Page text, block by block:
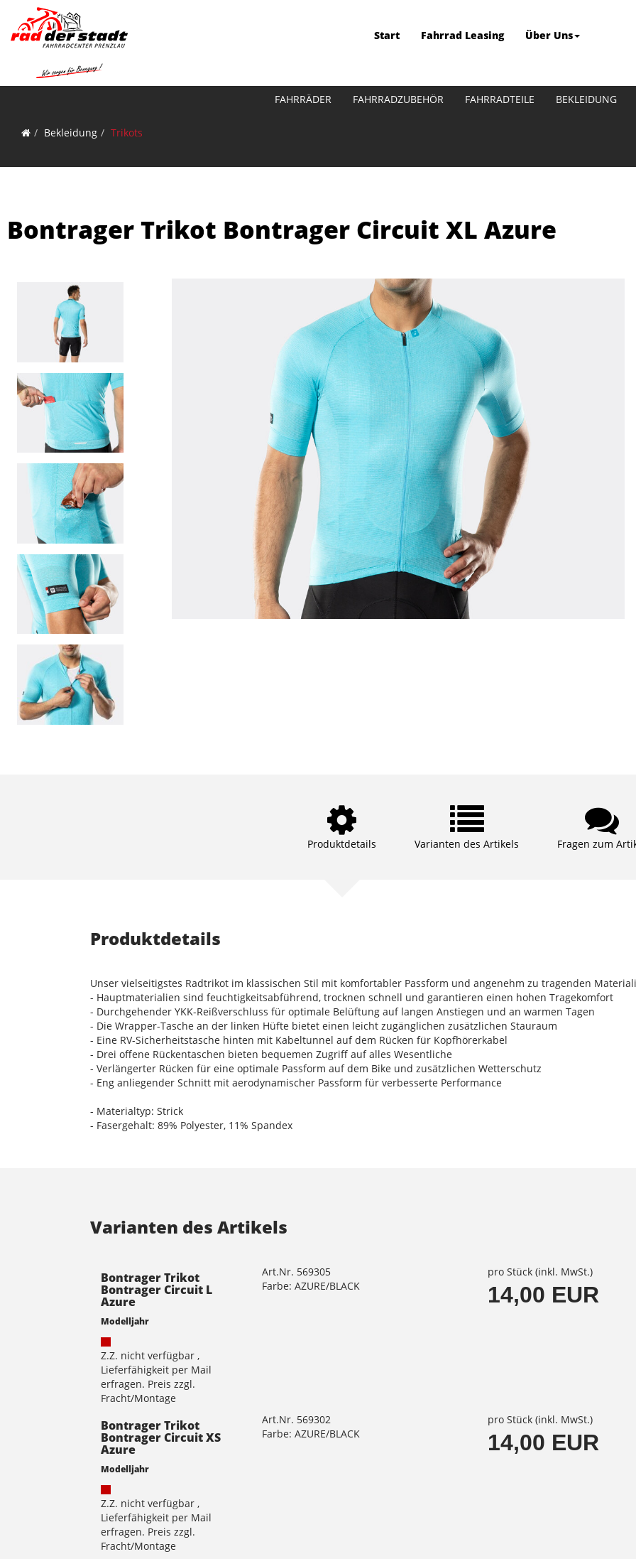
Start Fahrrad Leasing Über Uns
FAHRRÄDER FAHRRADZUBEHÖR FAHRRADTEILE BEKLEIDUNG
Bekleidung Trikots
Bontrager Trikot Bontrager Circuit XL Azure
Produktdetails Varianten des Artikels Fragen zum
Produktdetails
Unser vielseitigstes Radtrikot im klassischen Stil mit komfortabler Passform und angenehm zu tragenden
- Hauptmaterialien sind feuchtigkeitsabführend, trocknen schnell und garantieren einen hohen Tragekomfort
- Durchgehender YKK-Reißverschluss für optimale Belüftung auf langen Anstiegen und an warmen Tagen
- Die Wrapper-Tasche an der linken Hüfte bietet einen leicht zugänglichen zusätzlichen Stauraum
- Eine RV-Sicherheitstasche hinten mit Kabeltunnel auf dem Rücken für Kopfhörerkabel
- Drei offene Rückentaschen bieten bequemen Zugriff auf alles Wesentliche
- Verlängerter Rücken für eine optimale Passform auf dem Bike und zusätzlichen Wetterschutz
- Eng anliegender Schnitt mit aerodynamischer Passform für verbesserte Performance
- Materialtyp: Strick
- Fasergehalt: 89% Polyester, 11% Spandex
Varianten des Artikels
Bontrager Trikot
Bontrager Circuit L
Azure
Modelljahr
Z.Z. nicht verfügbar ,
Lieferfähigkeit per Mail
erfragen. Preis zzgl.
Fracht/Montage
Art.Nr. 569305
Farbe: AZURE/BLACK
pro Stück (inkl. MwSt.)
14,00 EUR
Bontrager Trikot
Bontrager Circuit XS
Azure
Modelljahr
Z.Z. nicht verfügbar ,
Lieferfähigkeit per Mail
erfragen. Preis zzgl.
Fracht/Montage
Art.Nr. 569302
Farbe: AZURE/BLACK
pro Stück (inkl. MwSt.)
14,00 EUR